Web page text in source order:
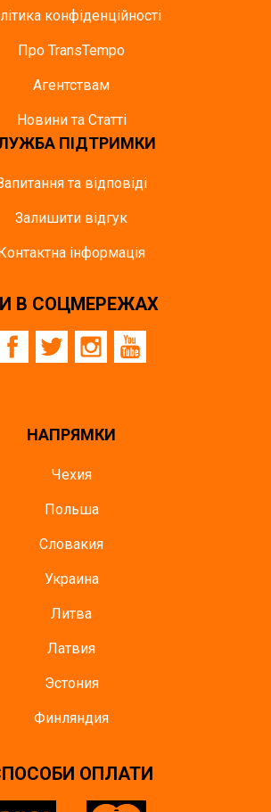
конфіденційності
Про TransTempo
Агентствам
Новини та Статті
ПІДТРИМКИ
та відповіді
Залишити відгук
інформація
В СОЦМЕРЕЖАХ
НАПРЯМКИ
Чехия
Польша
Словакия
Украина
Литва
Латвия
Эстония
Финляндия
ОПЛАТИ